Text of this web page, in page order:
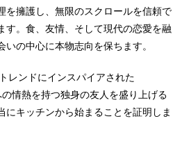
を擁護し、無限のスクロールを信頼で
す。食、友情、そして現代の恋愛を融
の中心に本物志向を保ちます。
レンドにインスパイアされた
情熱を持つ独身の友人を盛り上げる
にキッチンから始まることを証明しま